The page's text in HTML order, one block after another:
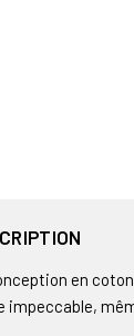
en
impeccable,